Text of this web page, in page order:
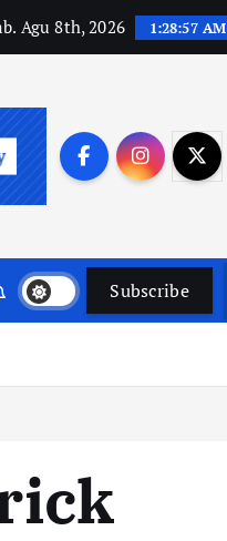
Agu 8th, 2026 1:28:58 AM
Subscribe